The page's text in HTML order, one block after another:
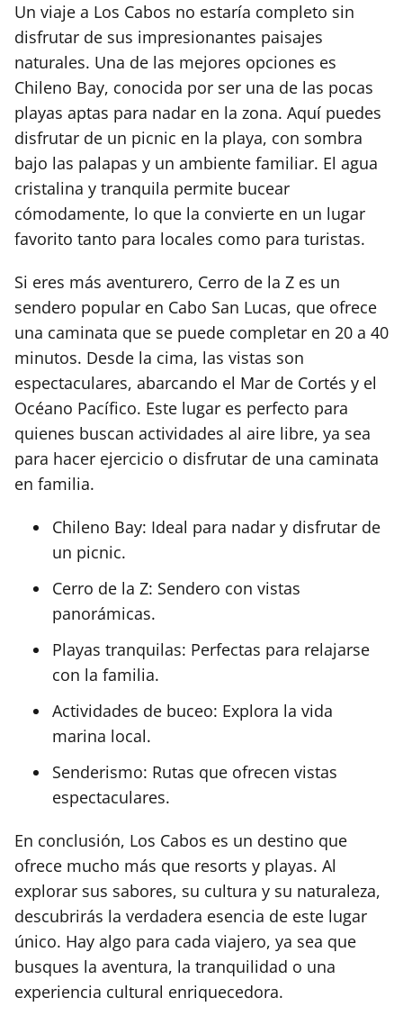
Un viaje a Los Cabos no estaría completo sin
disfrutar de sus impresionantes paisajes
naturales. Una de las mejores opciones es
Chileno Bay, conocida por ser una de las pocas
playas aptas para nadar en la zona. Aquí puedes
disfrutar de un picnic en la playa, con sombra
bajo las palapas y un ambiente familiar. El agua
cristalina y tranquila permite bucear
cómodamente, lo que la convierte en un lugar
favorito tanto para locales como para turistas.
Si eres más aventurero, Cerro de la Z es un
sendero popular en Cabo San Lucas, que ofrece
una caminata que se puede completar en 20 a 40
minutos. Desde la cima, las vistas son
espectaculares, abarcando el Mar de Cortés y el
Océano Pacífico. Este lugar es perfecto para
quienes buscan actividades al aire libre, ya sea
para hacer ejercicio o disfrutar de una caminata
en familia.
Chileno Bay: Ideal para nadar y disfrutar de
un picnic.
Cerro de la Z: Sendero con vistas
panorámicas.
Playas tranquilas: Perfectas para relajarse
con la familia.
Actividades de buceo: Explora la vida
marina local.
Senderismo: Rutas que ofrecen vistas
espectaculares.
En conclusión, Los Cabos es un destino que
ofrece mucho más que resorts y playas. Al
explorar sus sabores, su cultura y su naturaleza,
descubrirás la verdadera esencia de este lugar
único. Hay algo para cada viajero, ya sea que
busques la aventura, la tranquilidad o una
experiencia cultural enriquecedora.